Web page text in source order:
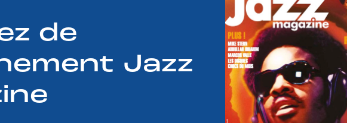
de
Jazz